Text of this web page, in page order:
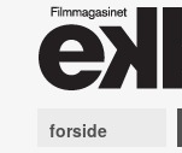
forside